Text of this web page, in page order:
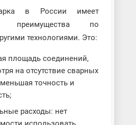
в России имеет
преимущества по
технологиями. Это:
площадь соединений,
на отсутствие сварных
точность и
расходы: нет